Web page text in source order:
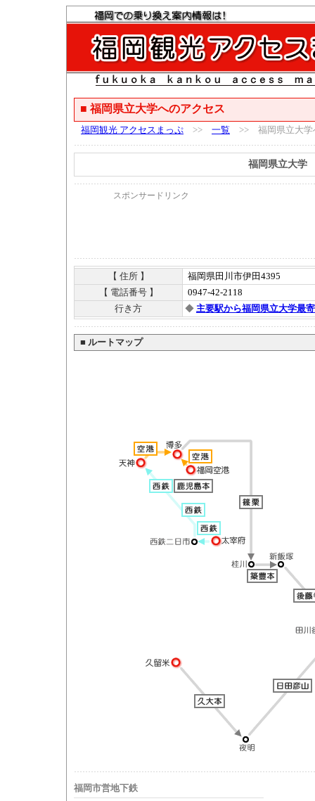
■ 福岡県立大学へのアクセス
福岡観光 アクセスまっぷ >> 一覧 >> 福岡県立大学
福岡県立大学
スポンサードリンク
【 住所 】
福岡県田川市伊田4395
【 電話番号 】
0947-42-2118
行き方
◆ 主要駅から福岡県立大学最
■ ルートマップ
福岡市営地下鉄